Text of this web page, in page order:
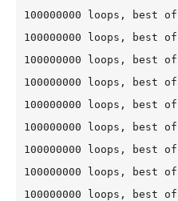
100000000 loops, best
100000000 loops, best
100000000 loops, best
100000000 loops, best
100000000 loops, best
100000000 loops, best
100000000 loops, best
100000000 loops, best
100000000 loops, best